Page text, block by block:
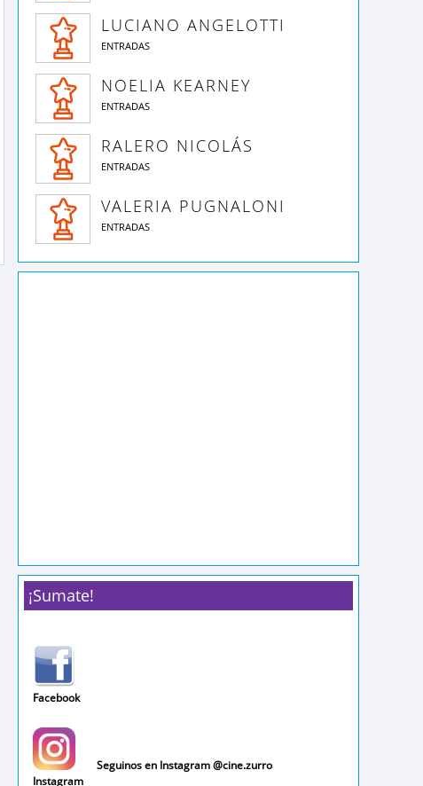
LUCIANO ANGELOTTI
ENTRADAS
NOELIA KEARNEY
ENTRADAS
RALERO NICOLÁS
ENTRADAS
VALERIA PUGNALONI
ENTRADAS
¡Sumate!
Facebook
Instagram
Seguinos en Instagram @cine.zurro